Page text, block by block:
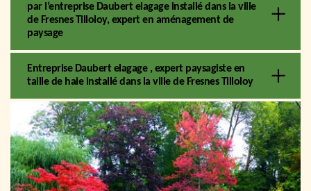
par l’entreprise Daubert elagage installé dans la ville
de Fresnes Tilloloy, expert en aménagement de
paysage
Entreprise Daubert elagage , expert paysagiste en
taille de haie installé dans la ville de Fresnes Tilloloy